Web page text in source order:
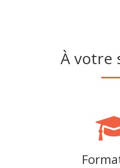
À votre